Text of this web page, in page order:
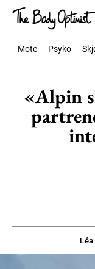
Mote Psyko
«Alpin
Léa